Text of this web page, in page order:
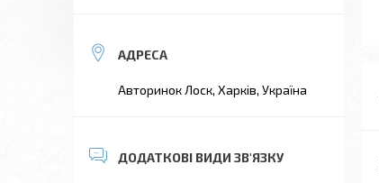
Авторинок Лоск, Харків, Україна